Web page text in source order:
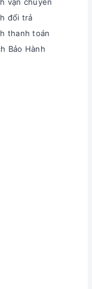
nhiệt cao.
dễ dàng làm
cần đợi bếp
trở lại sáng bóng
nấu lẩu,
nhiều nhu
món ăn
hình hiển thị
đổi trả
thanh toán
Bảo Hành